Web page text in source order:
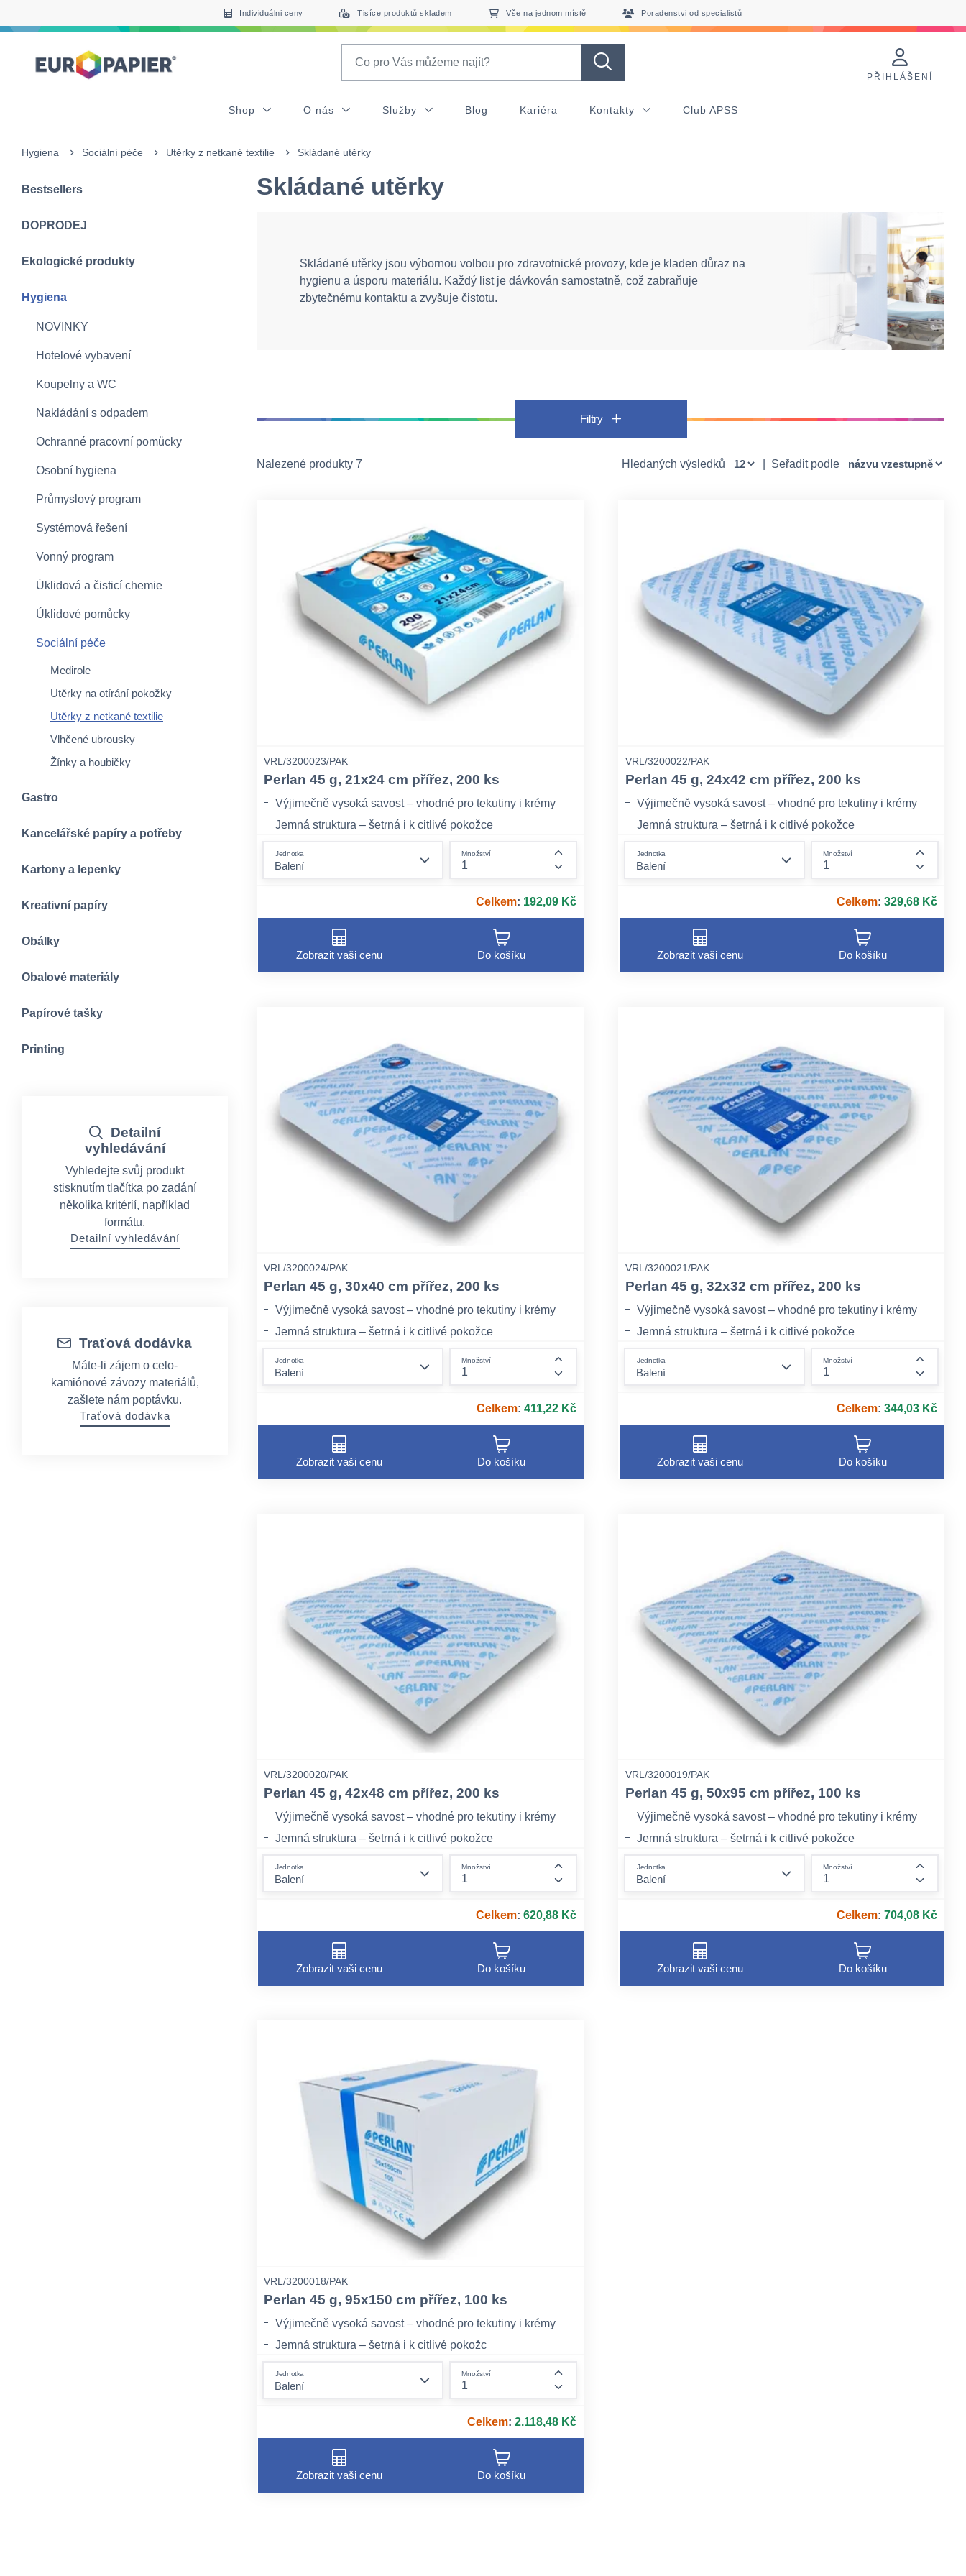
Individuálni ceny Tisíce produktů skladem Vše na jednom místě Poradenstvi od specialistů
PŘIHLÁŠENÍ
Shop O nás Služby Blog Kariéra Kontakty Club APSS
Hygiena Sociální péče Utěrky z netkané textilie Skládané utěrky
Bestsellers
DOPRODEJ
Ekologické produkty
Hygiena
NOVINKY
Hotelové vybavení
Koupelny a WC
Nakládání s odpadem
Ochranné pracovní pomůcky
Osobní hygiena
Průmyslový program
Systémová řešení
Vonný program
Úklidová a čisticí chemie
Úklidové pomůcky
Sociální péče
Medirole
Utěrky na otírání pokožky
Utěrky z netkané textilie
Vlhčené ubrousky
Žínky a houbičky
Gastro
Kancelářské papíry a potřeby
Kartony a lepenky
Kreativní papíry
Obálky
Obalové materiály
Papírové tašky
Printing
Detailní
vyhledávání
Vyhledejte svůj produkt
stisknutím tlačítka po zadání
několika kritérií, například
formátu.
Detailní vyhledávání
Traťová dodávka
Máte-li zájem o celo-
kamiónové závozy materiálů,
zašlete nám poptávku.
Traťová dodávka
Skládané utěrky
Skládané utěrky jsou výbornou volbou pro zdravotnické provozy, kde je kladen důraz na
hygienu a úsporu materiálu. Každý list je dávkován samostatně, což zabraňuje
zbytečnému kontaktu a zvyšuje čistotu.
Filtry
Nalezené produkty 7 Hledaných výsledků Seřadit podle
VRL/3200023/PAK
Perlan 45 g, 21x24 cm přířez, 200 ks
Výjimečně vysoká savost – vhodné pro tekutiny i krémy
Jemná struktura – šetrná i k citlivé pokožce
Jednotka Množství
form.increase-amount
Celkem: 192,09 Kč
Zobrazit vaši cenu Do košíku
VRL/3200022/PAK
Perlan 45 g, 24x42 cm přířez, 200 ks
Výjimečně vysoká savost – vhodné pro tekutiny i krémy
Jemná struktura – šetrná i k citlivé pokožce
Jednotka Množství
Celkem: 329,68 Kč
Zobrazit vaši cenu Do košíku
VRL/3200024/PAK
Perlan 45 g, 30x40 cm přířez, 200 ks
Výjimečně vysoká savost – vhodné pro tekutiny i krémy
Jemná struktura – šetrná i k citlivé pokožce
Jednotka Množství
form.increase-amount
Celkem: 411,22 Kč
Zobrazit vaši cenu Do košíku
VRL/3200021/PAK
Perlan 45 g, 32x32 cm přířez, 200 ks
Výjimečně vysoká savost – vhodné pro tekutiny i krémy
Jemná struktura – šetrná i k citlivé pokožce
Jednotka Množství
Celkem: 344,03 Kč
Zobrazit vaši cenu Do košíku
VRL/3200020/PAK
Perlan 45 g, 42x48 cm přířez, 200 ks
Výjimečně vysoká savost – vhodné pro tekutiny i krémy
Jemná struktura – šetrná i k citlivé pokožce
Jednotka Množství
form.increase-amount
Celkem: 620,88 Kč
Zobrazit vaši cenu Do košíku
VRL/3200019/PAK
Perlan 45 g, 50x95 cm přířez, 100 ks
Výjimečně vysoká savost – vhodné pro tekutiny i krémy
Jemná struktura – šetrná i k citlivé pokožce
Jednotka Množství
Celkem: 704,08 Kč
Zobrazit vaši cenu Do košíku
VRL/3200018/PAK
Perlan 45 g, 95x150 cm přířez, 100 ks
Výjimečně vysoká savost – vhodné pro tekutiny i krémy
Jemná struktura – šetrná i k citlivé pokožc
Jednotka Množství
form.increase-amount
Celkem: 2.118,48 Kč
Zobrazit vaši cenu Do košíku